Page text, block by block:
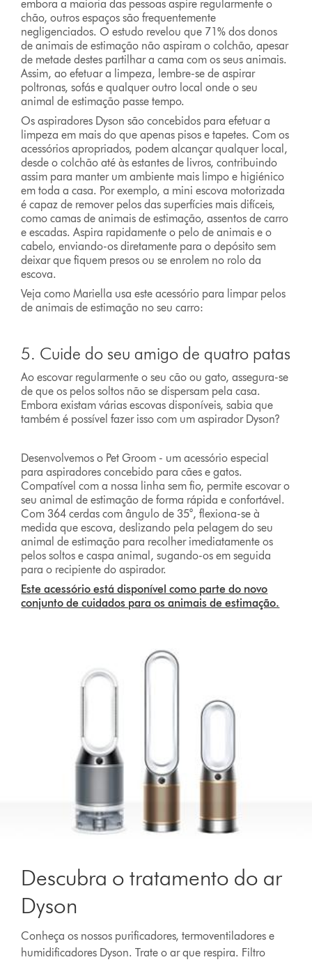
embora a maioria das pessoas aspire regularmente o
chão, outros espaços são frequentemente
negligenciados. O estudo revelou que 71% dos donos
de animais de estimação não aspiram o colchão, apesar
de metade destes partilhar a cama com os seus animais.
Assim, ao efetuar a limpeza, lembre-se de aspirar
poltronas, sofás e qualquer outro local onde o seu
animal de estimação passe tempo.
Os aspiradores Dyson são concebidos para efetuar a
limpeza em mais do que apenas pisos e tapetes. Com os
acessórios apropriados, podem alcançar qualquer local,
desde o colchão até às estantes de livros, contribuindo
assim para manter um ambiente mais limpo e higiénico
em toda a casa. Por exemplo, a mini escova motorizada
é capaz de remover pelos das superfícies mais difíceis,
como camas de animais de estimação, assentos de carro
e escadas. Aspira rapidamente o pelo de animais e o
cabelo, enviando-os diretamente para o depósito sem
deixar que fiquem presos ou se enrolem no rolo da
escova.
Veja como Mariella usa este acessório para limpar pelos
de animais de estimação no seu carro:
5. Cuide do seu amigo de quatro patas
Ao escovar regularmente o seu cão ou gato, assegura-se
de que os pelos soltos não se dispersam pela casa.
Embora existam várias escovas disponíveis, sabia que
também é possível fazer isso com um aspirador Dyson?
Desenvolvemos o Pet Groom - um acessório especial
para aspiradores concebido para cães e gatos.
Compatível com a nossa linha sem fio, permite escovar o
seu animal de estimação de forma rápida e confortável.
Com 364 cerdas com ângulo de 35°, flexiona-se à
medida que escova, deslizando pela pelagem do seu
animal de estimação para recolher imediatamente os
pelos soltos e caspa animal, sugando-os em seguida
para o recipiente do aspirador.
Este acessório está disponível como parte do novo
conjunto de cuidados para os animais de estimação.
Descubra o tratamento do ar
Dyson
Conheça os nossos purificadores, termoventiladores e
humidificadores Dyson. Trate o ar que respira. Filtro